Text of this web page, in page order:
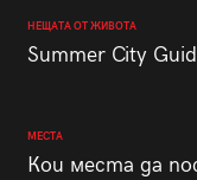
НЕЩАТА ОТ ЖИВОТА
Summer City
МЕСТА
Кои места да